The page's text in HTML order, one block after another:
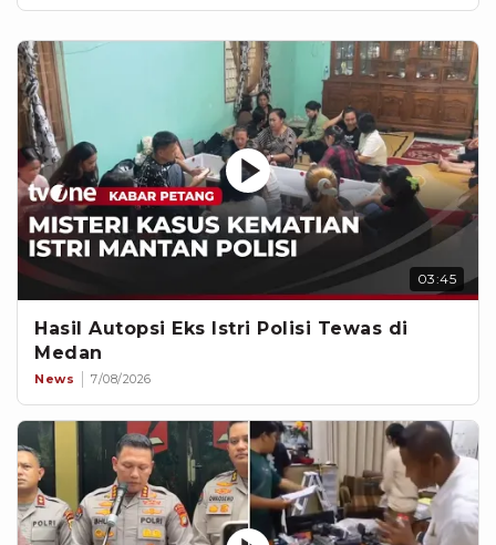
03:45
Hasil Autopsi Eks Istri Polisi Tewas di
Medan
News 7/08/2026